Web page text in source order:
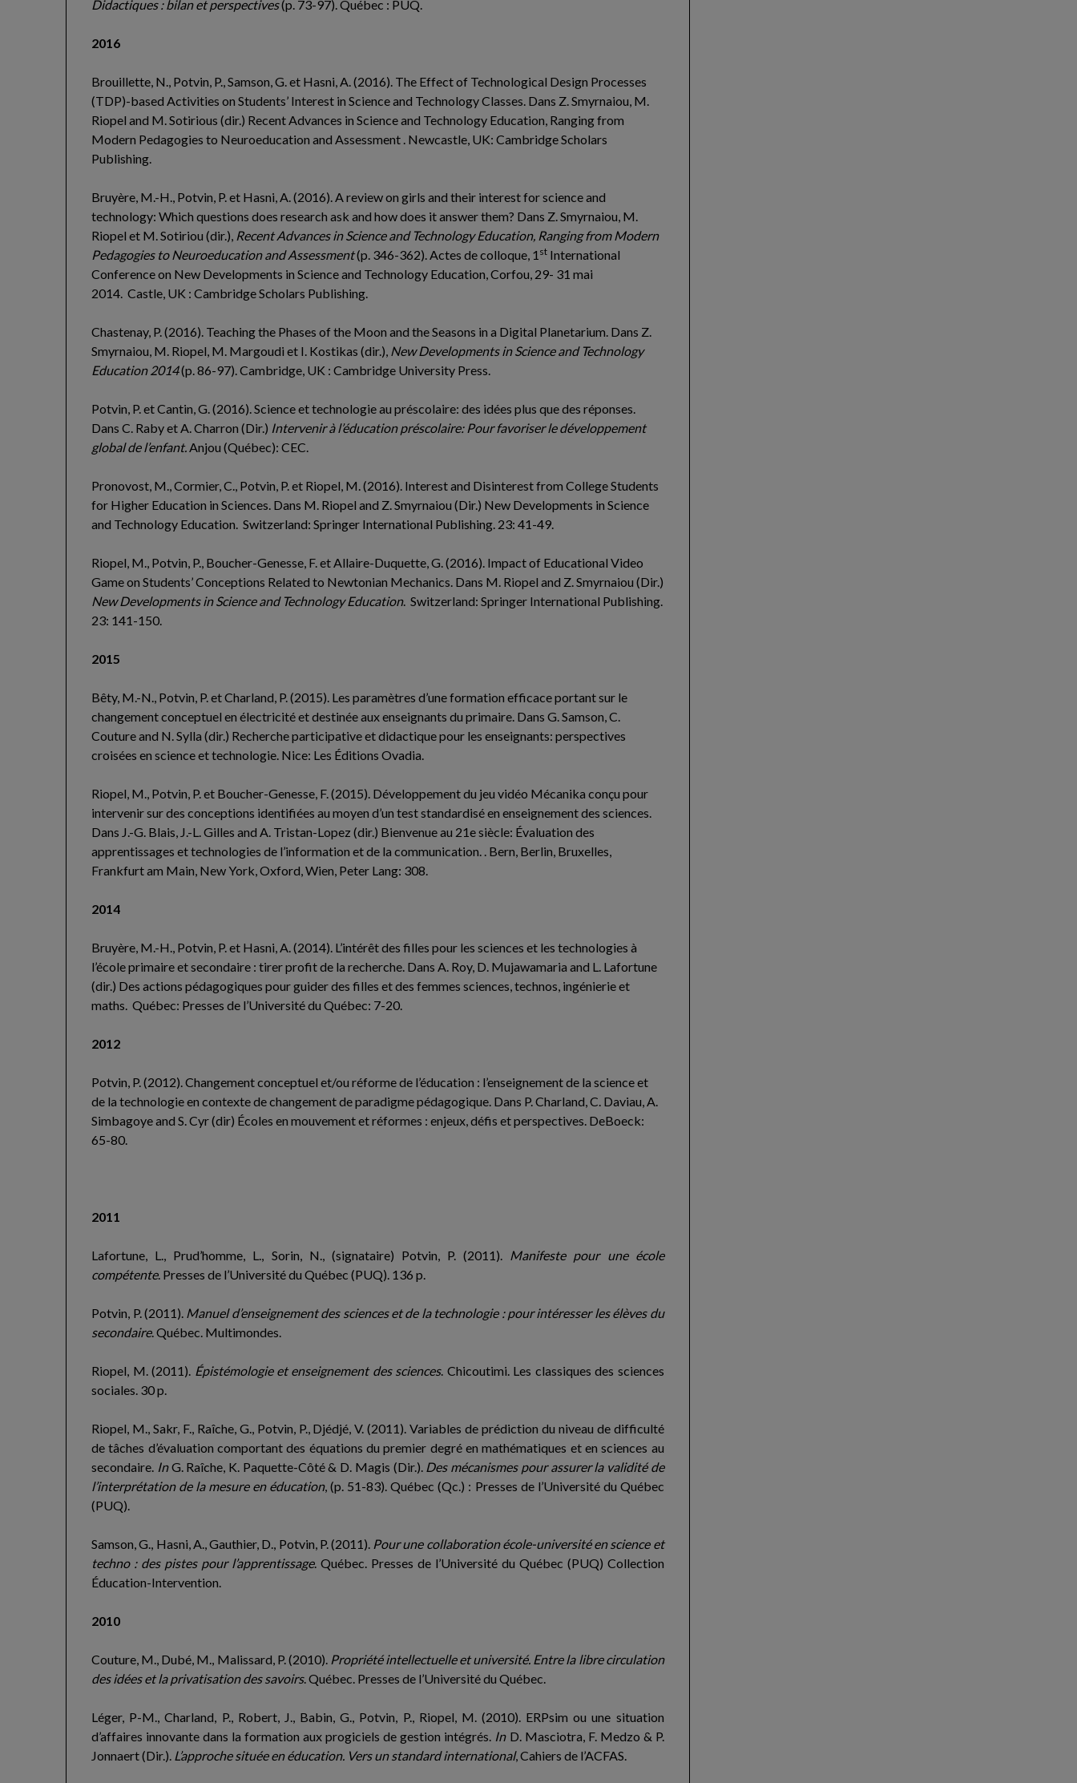
Didactiques : bilan et perspectives(p. 73-97). Québec : PUQ.
2016
Brouillette, N., Potvin, P., Samson, G. et Hasni, A. (2016). The Effect of Technological Design Processes
(TDP)-based Activities on Students’ Interest in Science and Technology Classes. Dans Z. Smyrnaiou, M.
Riopel and M. Sotirious (dir.) Recent Advances in Science and Technology Education, Ranging from
Modern Pedagogies to Neuroeducation and Assessment . Newcastle, UK: Cambridge Scholars
Publishing.
Bruyère, M.-H., Potvin, P. et Hasni, A. (2016).A review on girls and their interest for science and
technology: Which questions does research ask and how does it answer them? Dans Z. Smyrnaiou, M.
Riopel et M. Sotiriou (dir.), Recent Advances in Science and Technology Education, Ranging from Modern
Pedagogies to Neuroeducation and Assessment(p. 346-362). Actes de colloque, 1 st International
Conference on New Developments in Science and Technology Education, Corfou, 29- 31 mai
2014. Castle, UK : Cambridge Scholars Publishing.
Chastenay, P. (2016). Teaching the Phases of the Moon and the Seasons in a Digital Planetarium. Dans Z.
Smyrnaiou, M. Riopel, M. Margoudi et I. Kostikas (dir.), New Developments in Science and Technology
Education 2014(p. 86-97). Cambridge, UK : Cambridge University Press.
Potvin, P. et Cantin, G. (2016). Science et technologie au préscolaire: des idées plus que des réponses.
Dans C. Raby et A. Charron (Dir.) Intervenir à l’éducation préscolaire: Pour favoriser le développement
global de l’enfant.Anjou (Québec): CEC.
Pronovost, M., Cormier, C., Potvin, P. et Riopel, M. (2016). Interest and Disinterest from College Students
for Higher Education in Sciences. Dans M. Riopel and Z. Smyrnaiou (Dir.) New Developments in Science
and Technology Education. Switzerland: Springer International Publishing. 23: 41-49.
Riopel, M., Potvin, P., Boucher-Genesse, F. et Allaire-Duquette, G. (2016). Impact of Educational Video
Game on Students’ Conceptions Related to Newtonian Mechanics. Dans M. Riopel and Z. Smyrnaiou (Dir.)
New Developments in Science and Technology Education. Switzerland: Springer International Publishing.
23: 141-150.
2015
Bêty, M.-N., Potvin, P. et Charland, P. (2015). Les paramètres d’une formation efficace portant sur le
changement conceptuel en électricité et destinée aux enseignants du primaire. Dans G. Samson, C.
Couture and N. Sylla (dir.) Recherche participative et didactique pour les enseignants: perspectives
croisées en science et technologie. Nice: Les Éditions Ovadia.
Riopel, M., Potvin, P. et Boucher-Genesse, F. (2015). Développement du jeu vidéo Mécanika conçu pour
intervenir sur des conceptions identifiées au moyen d’un test standardisé en enseignement des sciences.
Dans J.-G. Blais, J.-L. Gilles and A. Tristan-Lopez (dir.) Bienvenue au 21e siècle: Évaluation des
apprentissages et technologies de l’information et de la communication. . Bern, Berlin, Bruxelles,
Frankfurt am Main, New York, Oxford, Wien, Peter Lang: 308.
2014
Bruyère, M.-H., Potvin, P. et Hasni, A. (2014). L’intérêt des filles pour les sciences et les technologies à
l’école primaire et secondaire : tirer profit de la recherche. Dans A. Roy, D. Mujawamaria and L. Lafortune
(dir.) Des actions pédagogiques pour guider des filles et des femmes sciences, technos, ingénierie et
maths. Québec: Presses de l’Université du Québec: 7-20.
2012
Potvin, P. (2012). Changement conceptuel et/ou réforme de l’éducation : l’enseignement de la science et
de la technologie en contexte de changement de paradigme pédagogique. Dans P. Charland, C. Daviau, A.
Simbagoye and S. Cyr (dir) Écoles en mouvement et réformes : enjeux, défis et perspectives. DeBoeck:
65-80.
2011
Lafortune, L., Prud’homme, L., Sorin, N., (signataire) Potvin, P. (2011). Manifeste pour une école
compétente. Presses de l’Université du Québec (PUQ). 136 p.
Potvin, P. (2011). Manuel d’enseignement des sciences et de la technologie : pour intéresser les élèves du
secondaire. Québec. Multimondes.
Riopel, M. (2011). Épistémologie et enseignement des sciences. Chicoutimi. Les classiques des sciences
sociales. 30 p.
Riopel, M., Sakr, F., Raîche, G., Potvin, P., Djédjé, V. (2011). Variables de prédiction du niveau de difficulté
de tâches d’évaluation comportant des équations du premier degré en mathématiques et en sciences au
secondaire. InG. Raîche, K. Paquette-Côté & D. Magis (Dir.). Des mécanismes pour assurer la validité de
l’interprétation de la mesure en éducation, (p. 51-83). Québec (Qc.) : Presses de l’Université du Québec
(PUQ).
Samson, G., Hasni, A., Gauthier, D., Potvin, P. (2011). Pour une collaboration école-université en science et
techno : des pistes pour l’apprentissage. Québec. Presses de l’Université du Québec (PUQ) Collection
Éducation-Intervention.
2010
Couture, M., Dubé, M., Malissard, P. (2010). Propriété intellectuelle et université. Entre la libre circulation
des idées et la privatisation des savoirs. Québec. Presses de l’Université du Québec.
Léger, P-M., Charland, P., Robert, J., Babin, G., Potvin, P., Riopel, M. (2010). ERPsim ou une situation
d’affaires innovante dans la formation aux progiciels de gestion intégrés. InD. Masciotra, F. Medzo & P.
Jonnaert (Dir.). L’approche située en éducation. Vers un standard international, Cahiers de l’ACFAS.